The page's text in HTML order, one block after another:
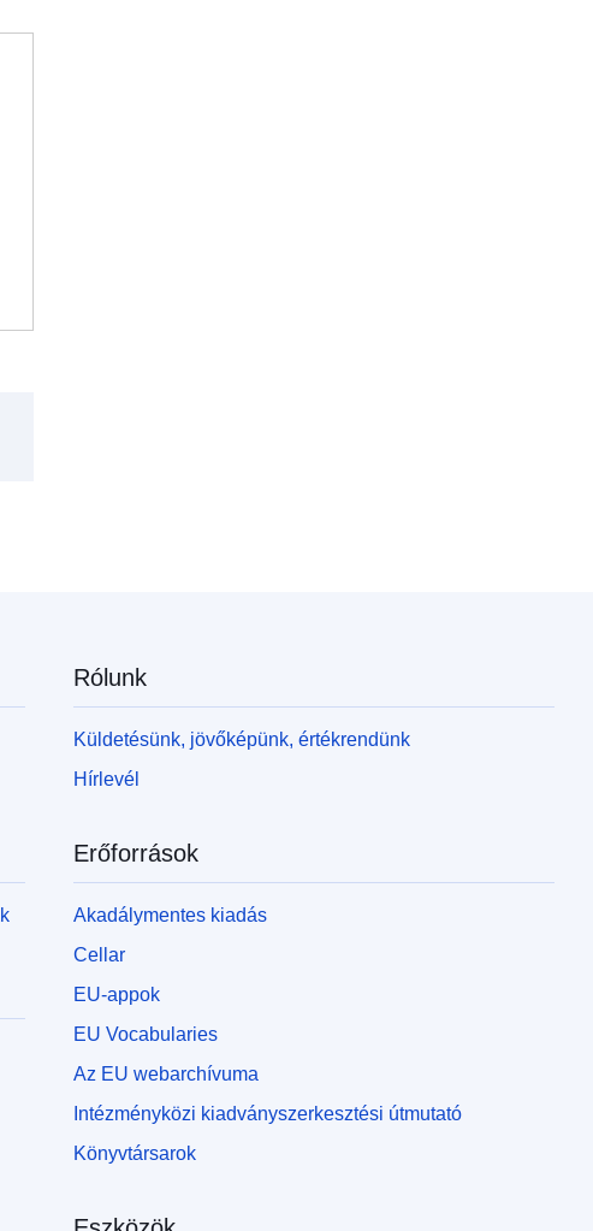
Rólunk
Küldetésünk, jövőképünk, értékrendünk
Hírlevél
Erőforrások
Akadálymentes kiadás
Cellar
EU-appok
EU Vocabularies
Az EU webarchívuma
Intézményközi kiadványszerkesztési útmutató
Könyvtársarok